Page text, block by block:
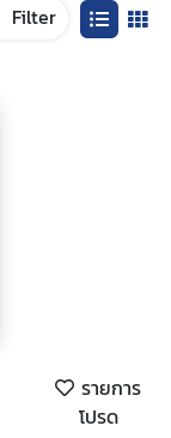
Filter
รายการ
โปรด